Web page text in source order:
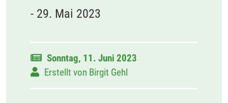
- 29. Mai 2023
Sonntag, 11. Juni 2023
Erstellt von Birgit Gehl